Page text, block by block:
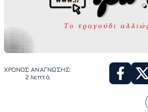
ΧΡΟΝΟΣ ΑΝΑΓΝΩΣΗΣ:
2 λεπτά